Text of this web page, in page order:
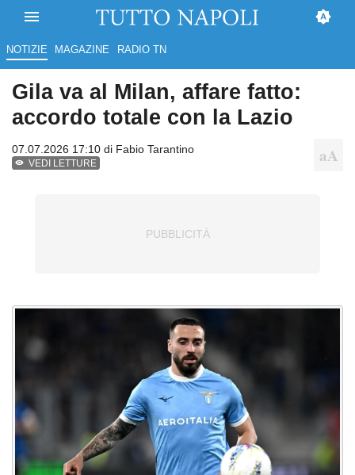
NOTIZIE MAGAZINE RADIO TN
Gila va al Milan, affare fatto:
accordo totale con la Lazio
07.07.2026 17:10 di Fabio Tarantino
VEDI LETTURE